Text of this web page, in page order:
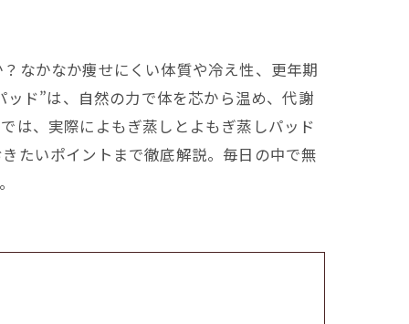
なかなか痩せにくい体質や冷え性、更年期
ド”は、自然の力で体を芯から温め、代謝
は、実際によもぎ蒸しとよもぎ蒸しパッド
たいポイントまで徹底解説。毎日の中で無